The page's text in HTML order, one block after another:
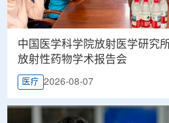
中国医学科学院放射医学研究
放射性药物学术报告会
医疗 2026-08-07